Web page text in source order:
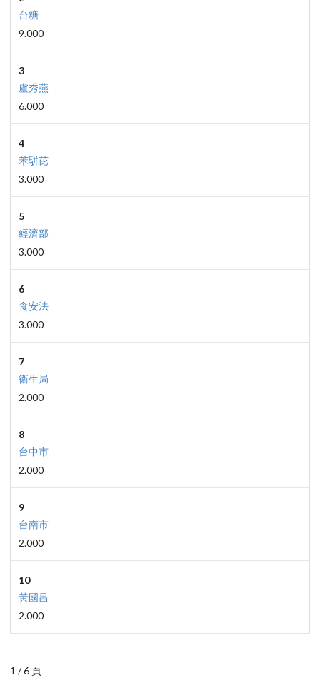
台糖
9.000
3
盧秀燕
6.000
4
苯駢芘
3.000
5
經濟部
3.000
6
食安法
3.000
7
衛生局
2.000
8
台中市
2.000
9
台南市
2.000
10
黃國昌
2.000
1 / 6 頁